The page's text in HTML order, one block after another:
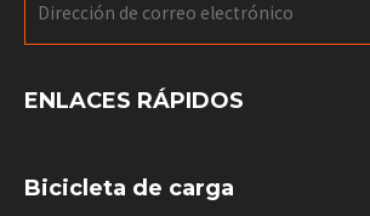
ENLACES RÁPIDOS
Bicicleta de carga